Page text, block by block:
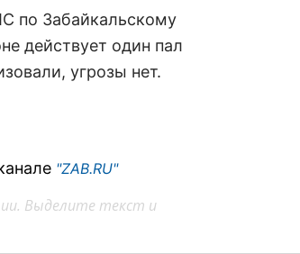
по Забайкальскому
действует один пал
угрозы нет.
"ZAB.RU"
Выделите текст и